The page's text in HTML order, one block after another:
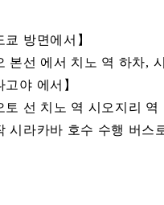
쿄 방면에서】
본선 에서 치노 역 하차,
고야 에서】
토 선 치노 역 시오지리
시라카바 호수 수행 버스